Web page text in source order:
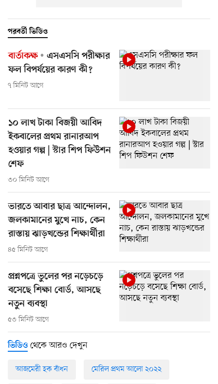
পরবর্তী ভিডিও
বার্তাকক্ষ
এসএসসি পরীক্ষার
ফল বিপর্যয়ের কারণ কী?
৭ মিনিট আগে
১০ লাখ টাকা বিজয়ী আবিদ
ইকবালের প্রথম রানারআপ
হওয়ার গল্প | স্টার শিপ ফিউশন
শেফ
৩০ মিনিট আগে
ভারতে আবার ছাত্র আন্দোলন,
জলকামানের মুখে নাচ, কেন
রাস্তায় ঝাড়খন্ডের শিক্ষার্থীরা
৪৫ মিনিট আগে
প্রশ্নপত্রে ভুলের পর নড়েচড়ে
বসেছে শিক্ষা বোর্ড, আসছে
নতুন ব্যবস্থা
৫৩ মিনিট আগে
ভিডিও থেকে আরও দেখুন
আজমেরী হক বাঁধন মেরিল প্রথম আলো ২০২২